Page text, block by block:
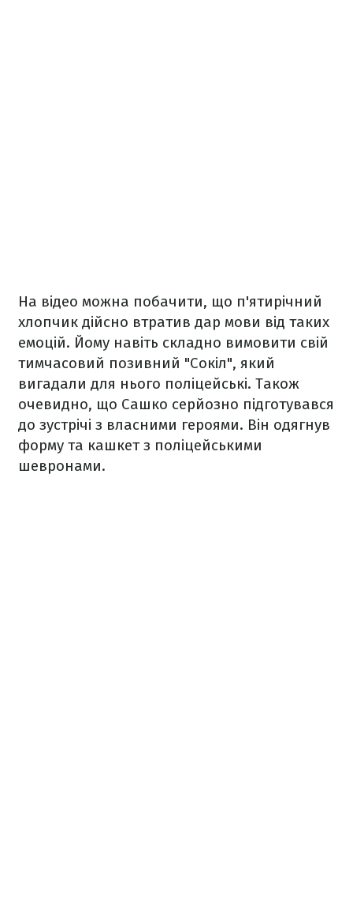
На відео можна побачити, що п'ятирічний
хлопчик дійсно втратив дар мови від таких
емоцій. Йому навіть складно вимовити свій
тимчасовий позивний "Сокіл", який
вигадали для нього поліцейські. Також
очевидно, що Сашко серйозно підготувався
до зустрічі з власними героями. Він одягнув
форму та кашкет з поліцейськими
шевронами.